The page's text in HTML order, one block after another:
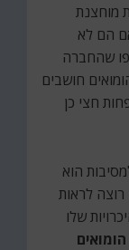
מוחצנת
הם לא
שהחברה
חושבים
חצי כן
הוא
לראות
שלו